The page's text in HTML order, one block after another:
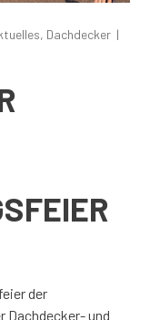
, Dachdecker
der
Dachdecker- und